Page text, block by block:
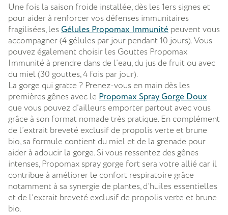
Une fois la saison froide installée, dès les 1ers signes et
pour aider à renforcer vos défenses immunitaires
fragilisées, lesGélules Propomax Immunité peuvent vous
accompagner (4 gélules par jour pendant 10 jours). Vous
pouvez également choisir les Gouttes Propomax
Immunité à prendre dans de l’eau, du jus de fruit ou avec
du miel (30 gouttes, 4 fois par jour).
La gorge qui gratte ? Prenez-vous en main dès les
premières gênes avec le Propomax Spray Gorge Doux
que vous pouvez d’ailleurs emporter partout avec vous
grâce à son format nomade très pratique. En complément
de l’extrait breveté exclusif de propolis verte et brune
bio, sa formule contient du miel et de la grenade pour
aider à adoucir la gorge. Si vous ressentez des gênes
intenses, Propomax spray gorge fort sera votre allié car il
contribue à améliorer le confort respiratoire grâce
notamment à sa synergie de plantes, d’huiles essentielles
et de l’extrait breveté exclusif de propolis verte et brune
bio.